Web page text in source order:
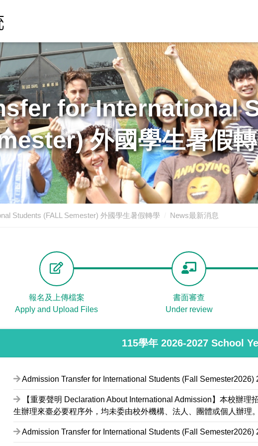
for International
外國學生暑假
Students (FALL Semester) 外國學生暑假轉學 News最新消息
報名及上傳檔案
Apply and Upload Files
書面審查
Under review
115學年 2026-2027 School
Admission Transfer for International Students (Fall
【重要聲明 Declaration About International Admission】本校辦理
生辦理來臺必要程序外，均未委由校外機構、法人、團體或個人辦理。
Admission Transfer for International Students (Fall Semester2026)